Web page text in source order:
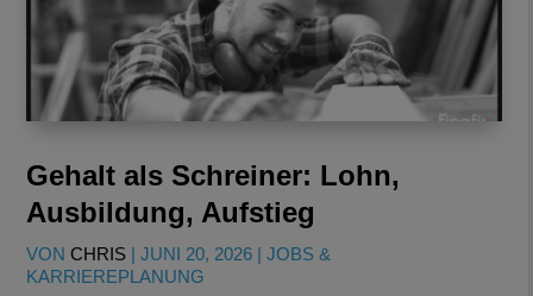
Gehalt als Schreiner: Lohn,
Ausbildung, Aufstieg
VONCHRIS |JUNI 20, 2026 |JOBS &
KARRIEREPLANUNG